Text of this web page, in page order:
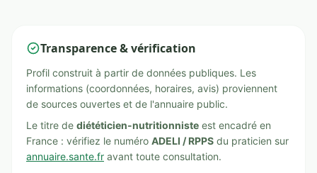
Transparence & vérification
Profil construit à partir de données publiques. Les
informations (coordonnées, horaires, avis) proviennent
de sources ouvertes et de l'annuaire public.
Le titre de diététicien-nutritionniste est encadré en
France : vérifiez le numéro ADELI / RPPS du praticien sur
annuaire.sante.fr avant toute consultation.